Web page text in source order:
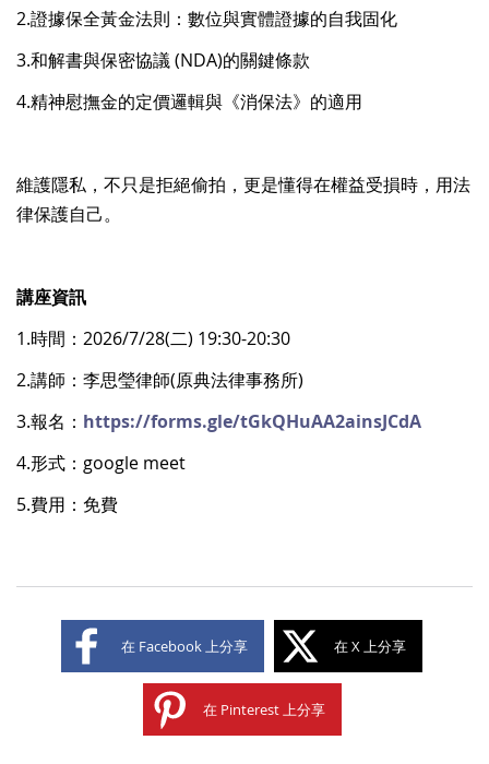
2.證據保全黃金法則：數位與實體證據的自我固化
3.和解書與保密協議 (NDA)的關鍵條款
4.精神慰撫金的定價邏輯與《消保法》的適用
維護隱私，不只是拒絕偷拍，更是懂得在權益受損時，用法
律保護自己。
講座資訊
1.時間：2026/7/28(二) 19:30-20:30
2.講師：李思瑩律師(原典法律事務所)
3.報名： https://forms.gle/tGkQHuAA2ainsJCdA
4.形式：google meet
5.費用：免費
在 Facebook 上分享 在 X 上分享
在 Pinterest 上分享